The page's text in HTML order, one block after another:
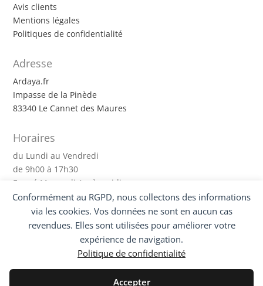
Conformément au RGPD, nous collectons des informations
via les cookies. Vos données ne sont en aucun cas
revendues. Elles sont utilisées pour améliorer votre
expérience de navigation.
Politique de confidentialité
Accepter
Avis clients
Mentions légales
Politiques de confidentialité
Adresse
Ardaya.fr
Impasse de la Pinède
83340 Le Cannet des Maures
Horaires
du Lundi au Vendredi
de 9h00 à 17h30
Fermé Mercredi Après-midi
Suivez-nous !